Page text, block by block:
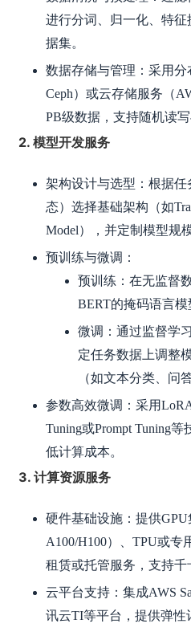
进行分词、归一化、特
据集。
数据存储与管理：采用分
Ceph）或云存储服务（
PB级数据，支持随机读写
2. 模型开发服务
架构设计与选型：根据
态）选择基础架构（如
Model），并定制模型规
预训练与微调：
预训练：在无监督
BERT的掩码语言模
微调：通过监督学
定任务数据上调整
（如文本分类、问
参数高效微调：采用
Tuning或Prompt Tuning
低计算成本。
3. 计算资源服务
硬件基础设施：提供
A100/H100）、TPU或
租赁或托管服务，支持千
云平台支持：集成AWS
讯云TI等平台，提供弹性